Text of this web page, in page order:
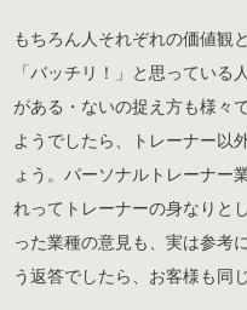
もちろん人それぞれの価値観
「バッチリ！」と思ってい
がある・ないの捉え方も様々
ようでしたら、トレーナー以
ょう。パーソナルトレーナー
れってトレーナーの身なりと
った業種の意見も、実は参考
う返答でしたら、お客様も同